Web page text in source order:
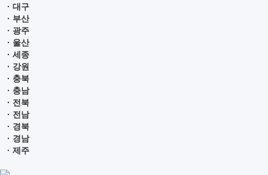
· 대구
· 부산
· 광주
· 울산
· 세종
· 강원
· 충북
· 충남
· 전북
· 전남
· 경북
· 경남
· 제주